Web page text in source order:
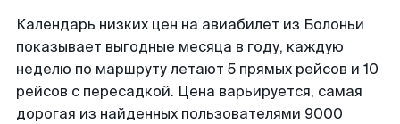
Календарь низких цен на авиабилет из Болоньи
показывает выгодные месяца в году, каждую
неделю по маршруту летают 5 прямых рейсов и 10
рейсов с пересадкой. Цена варьируется, самая
дорогая из найденных пользователями 9000